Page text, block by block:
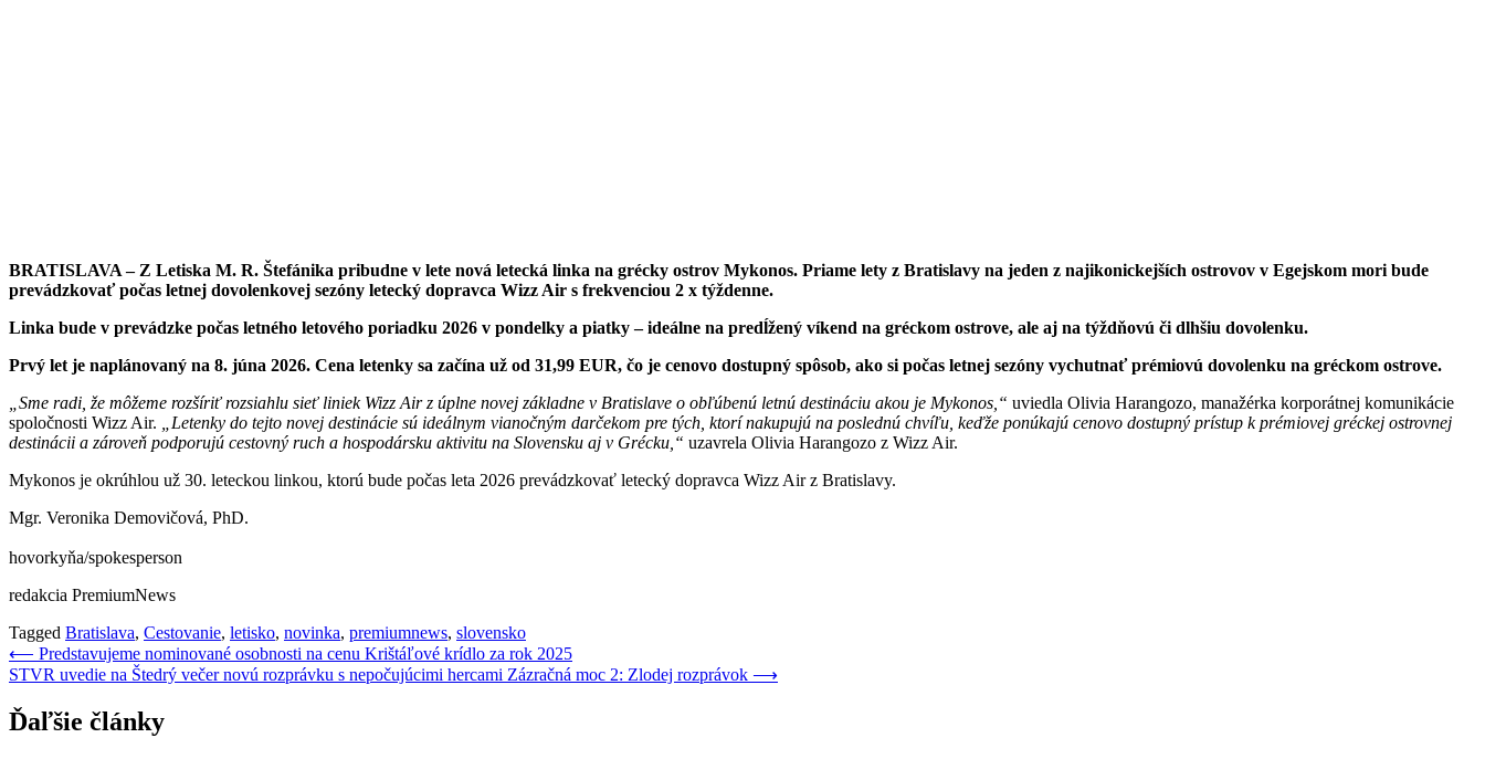
BRATISLAVA – Z Letiska M. R. Štefánika pribudne v lete nová letecká linka na grécky ostrov Mykonos. Priame lety z Bratislavy na jeden z najikonickejších ostrovov v Egejskom mori bude
prevádzkovať počas letnej dovolenkovej sezóny letecký dopravca Wizz Air s frekvenciou 2 x týždenne.
Linka bude v prevádzke počas letného letového poriadku 2026 v pondelky a piatky – ideálne na predĺžený víkend na gréckom ostrove, ale aj na týždňovú či dlhšiu dovolenku.
Prvý let je naplánovaný na 8. júna 2026. Cena letenky sa začína už od 31,99 EUR, čo je cenovo dostupný spôsob, ako si počas letnej sezóny vychutnať prémiovú dovolenku na gréckom ostrove.
„Sme radi, že môžeme rozšíriť rozsiahlu sieť liniek Wizz Air z úplne novej základne v Bratislave o obľúbenú letnú destináciu akou je Mykonos,“ uviedla Olivia Harangozo, manažérka korporátnej komunikácie
spoločnosti Wizz Air. „Letenky do tejto novej destinácie sú ideálnym vianočným darčekom pre tých, ktorí nakupujú na poslednú chvíľu, keďže ponúkajú cenovo dostupný prístup k prémiovej gréckej ostrovnej
destinácii a zároveň podporujú cestovný ruch a hospodársku aktivitu na Slovensku aj v Grécku,“ uzavrela Olivia Harangozo z Wizz Air.
Mykonos je okrúhlou už 30. leteckou linkou, ktorú bude počas leta 2026 prevádzkovať letecký dopravca Wizz Air z Bratislavy.
Mgr. Veronika Demovičová, PhD.
hovorkyňa/spokesperson
redakcia PremiumNews
Tagged Bratislava, Cestovanie, letisko, novinka, premiumnews, slovensko
Navigácia
v
článku
⟵ Predstavujeme nominované osobnosti na cenu Krištáľové krídlo za rok 2025
STVR uvedie na Štedrý večer novú rozprávku s nepočujúcimi hercami Zázračná moc 2: Zlodej rozprávok ⟶
Ďaľšie články